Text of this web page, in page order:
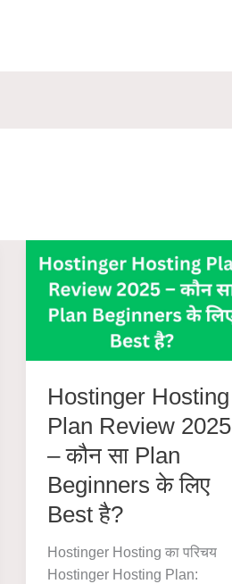
Hostinger Hosting
Plan Review 2025
– कौन सा Plan
Beginners के लिए
Best है?
Hostinger Hosting का परिचय
Hostinger Hosting Plan: